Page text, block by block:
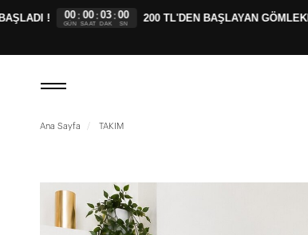
! 00 00
SAAT
: 02
DAK
: 59
SN 200 TL'DEN BAŞLAYAN GÖMLEKLER
Ana Sayfa TAKIM